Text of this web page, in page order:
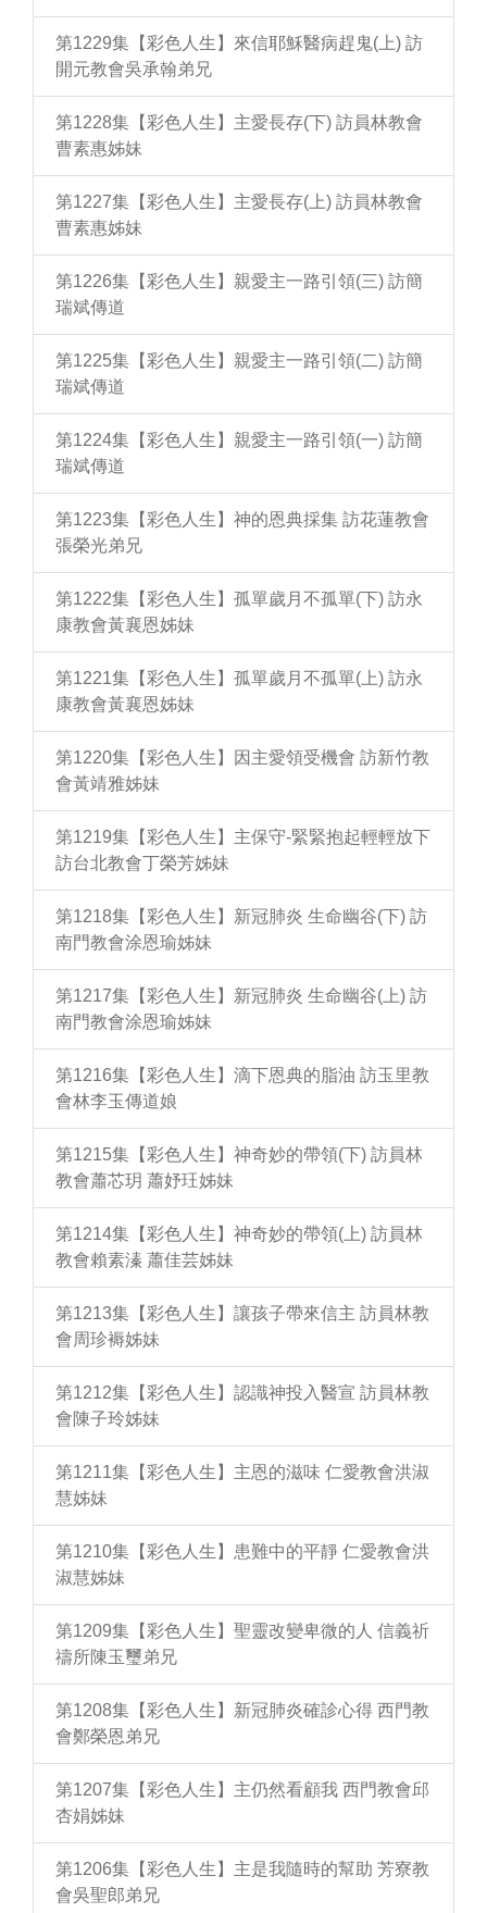
第1229集【彩色人生】來信耶穌醫病趕鬼(上) 訪
開元教會吳承翰弟兄
第1228集【彩色人生】主愛長存(下) 訪員林教會
曹素惠姊妹
第1227集【彩色人生】主愛長存(上) 訪員林教會
曹素惠姊妹
第1226集【彩色人生】親愛主一路引領(三) 訪簡
瑞斌傳道
第1225集【彩色人生】親愛主一路引領(二) 訪簡
瑞斌傳道
第1224集【彩色人生】親愛主一路引領(一) 訪簡
瑞斌傳道
第1223集【彩色人生】神的恩典採集 訪花蓮教會
張榮光弟兄
第1222集【彩色人生】孤單歲月不孤單(下) 訪永
康教會黃襄恩姊妹
第1221集【彩色人生】孤單歲月不孤單(上) 訪永
康教會黃襄恩姊妹
第1220集【彩色人生】因主愛領受機會 訪新竹教
會黃靖雅姊妹
第1219集【彩色人生】主保守-緊緊抱起輕輕放下
訪台北教會丁榮芳姊妹
第1218集【彩色人生】新冠肺炎 生命幽谷(下) 訪
南門教會涂恩瑜姊妹
第1217集【彩色人生】新冠肺炎 生命幽谷(上) 訪
南門教會涂恩瑜姊妹
第1216集【彩色人生】滴下恩典的脂油 訪玉里教
會林李玉傳道娘
第1215集【彩色人生】神奇妙的帶領(下) 訪員林
教會蕭芯玥 蕭妤玨姊妹
第1214集【彩色人生】神奇妙的帶領(上) 訪員林
教會賴素溱 蕭佳芸姊妹
第1213集【彩色人生】讓孩子帶來信主 訪員林教
會周珍褥姊妹
第1212集【彩色人生】認識神投入醫宣 訪員林教
會陳子玲姊妹
第1211集【彩色人生】主恩的滋味 仁愛教會洪淑
慧姊妹
第1210集【彩色人生】患難中的平靜 仁愛教會洪
淑慧姊妹
第1209集【彩色人生】聖靈改變卑微的人 信義祈
禱所陳玉璽弟兄
第1208集【彩色人生】新冠肺炎確診心得 西門教
會鄭榮恩弟兄
第1207集【彩色人生】主仍然看顧我 西門教會邱
杏娟姊妹
第1206集【彩色人生】主是我隨時的幫助 芳寮教
會吳聖郎弟兄